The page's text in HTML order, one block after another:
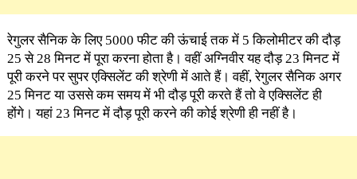
रेगुलर सैनिक के लिए 5000 फीट की ऊंचाई तक में 5 किलोमीटर की दौड़
25 से 28 मिनट में पूरा करना होता है। वहीं अग्निवीर यह दौड़ 23 मिनट में
पूरी करने पर सुपर एक्सिलेंट की श्रेणी में आते हैं। वहीं, रेगुलर सैनिक अगर
25 मिनट या उससे कम समय में भी दौड़ पूरी करते हैं तो वे एक्सिलेंट ही
होंगे। यहां 23 मिनट में दौड़ पूरी करने की कोई श्रेणी ही नहीं है।